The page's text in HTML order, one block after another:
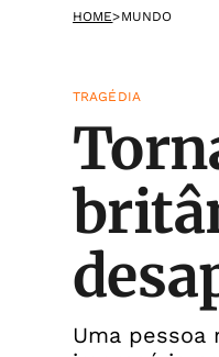
HOME>MUNDO
TRAGÉDIA
Uma pessoa